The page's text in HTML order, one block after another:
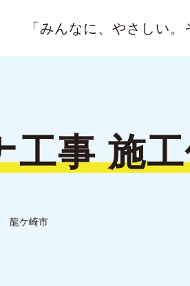
「みんなに、やさしい。
工事施
龍ケ崎市